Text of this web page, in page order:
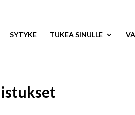
SYTYKE TUKEA SINULLE